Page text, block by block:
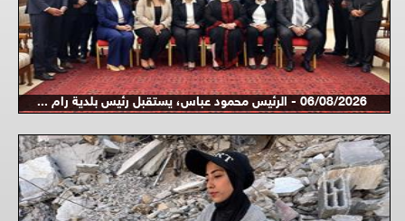
06/08/2026 - الرئيس محمود عباس، يستقبل رئيس بلدية رام ...